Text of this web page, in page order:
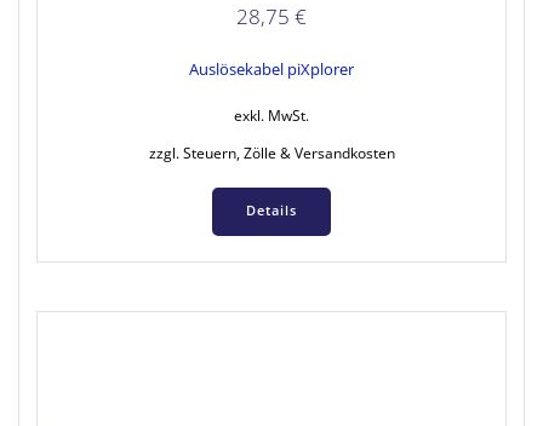
28,75 €
Auslösekabel piXplorer
exkl. MwSt.
zzgl. Steuern, Zölle & Versandkosten
Details